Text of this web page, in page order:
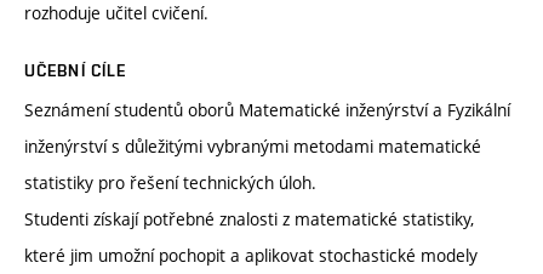
rozhoduje učitel cvičení.
UČEBNÍ CÍLE
Seznámení studentů oborů Matematické inženýrství a Fyzikální
inženýrství s důležitými vybranými metodami matematické
statistiky pro řešení technických úloh.
Studenti získají potřebné znalosti z matematické statistiky,
které jim umožní pochopit a aplikovat stochastické modely